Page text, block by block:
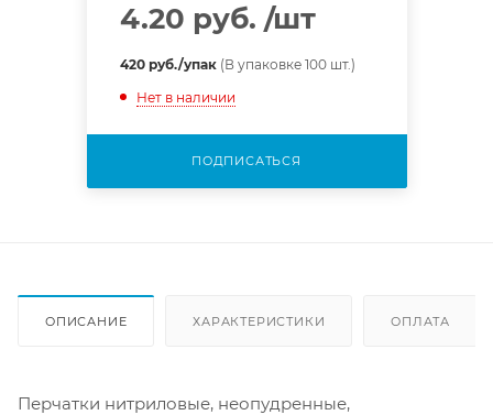
4.20 руб. /шт
420 руб./упак(В упаковке 100 шт.)
Нет в наличии
ПОДПИСАТЬСЯ
ОПИСАНИЕ ХАРАКТЕРИСТИКИ ОПЛАТА
Перчатки нитриловые, неопудренные,